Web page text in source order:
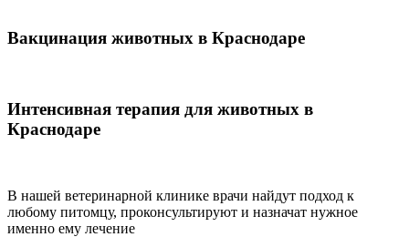
Вакцинация животных в Краснодаре
Интенсивная терапия для животных в
Краснодаре
В нашей ветеринарной клинике врачи найдут подход к
любому питомцу, проконсультируют и назначат нужное
именно ему лечение